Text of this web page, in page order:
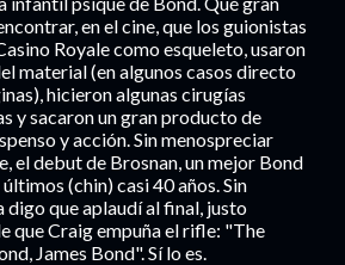
en el cine, que los guionistas
Royale como esqueleto, usaron
material (en algunos casos directo
hicieron algunas cirugías
y sacaron un gran producto de
y acción. Sin menospreciar
el debut de Brosnan, un mejor Bond
(chin) casi 40 años. Sin
digo que aplaudí al final, justo
que Craig empuña el rifle: "The
James Bond". Sí lo es.